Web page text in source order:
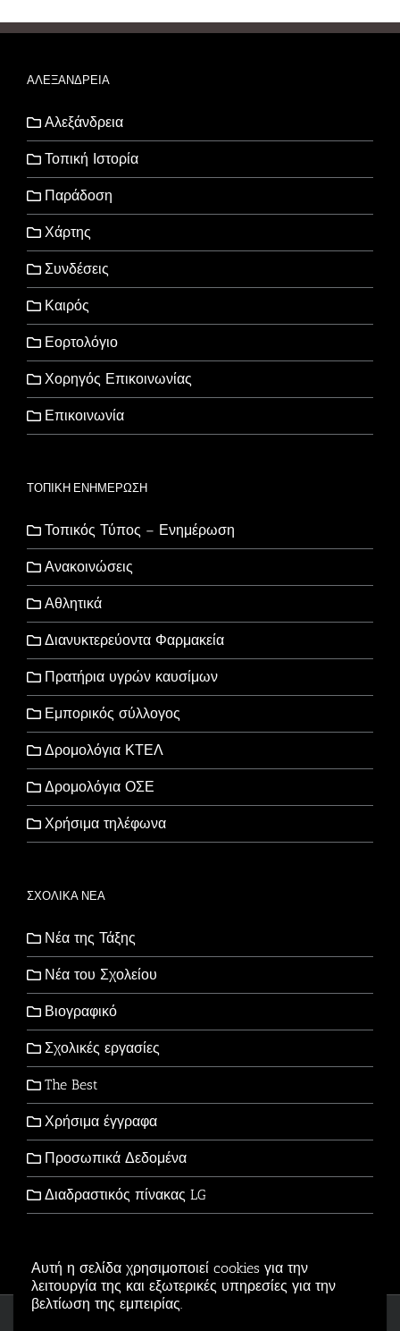
Αυτή η σελίδα χρησιμοποιεί cookies για την
λειτουργία της και εξωτερικές υπηρεσίες για την
βελτίωση της εμπειρίας.
ΑΛΕΞΑΝΔΡΕΙΑ
Αλεξάνδρεια
Τοπική Ιστορία
Παράδοση
Χάρτης
Συνδέσεις
Καιρός
Εορτολόγιο
Χορηγός Επικοινωνίας
Επικοινωνία
ΤΟΠΙΚΗ ΕΝΗΜΕΡΩΣΗ
Τοπικός Τύπος – Ενημέρωση
Ανακοινώσεις
Αθλητικά
Διανυκτερεύοντα Φαρμακεία
Πρατήρια υγρών καυσίμων
Εμπορικός σύλλογος
Δρομολόγια ΚΤΕΛ
Δρομολόγια ΟΣΕ
Χρήσιμα τηλέφωνα
ΣΧΟΛΙΚΑ ΝΕΑ
Νέα της Τάξης
Νέα του Σχολείου
Βιογραφικό
Σχολικές εργασίες
The Best
Χρήσιμα έγγραφα
Προσωπικά Δεδομένα
Διαδραστικός πίνακας LG